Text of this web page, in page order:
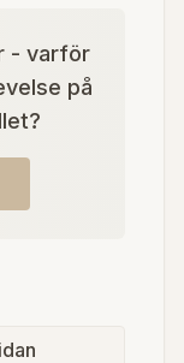
- varför
på